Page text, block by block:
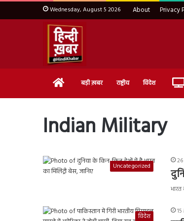
Wednesday, August 5 2026 About Privacy
Home बड़ी ख़बर राष्ट्रीय विदेश
Indian Military
Uncategorized
विदेश